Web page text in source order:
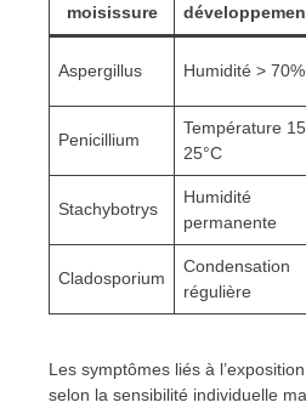
moisissure
Aspergillus Humidité > 70%
Penicillium
Température
25°C
Stachybotrys
Humidité
permanente
Cladosporium
Condensation
régulière
Les symptômes liés à
selon la sensibilité individuelle